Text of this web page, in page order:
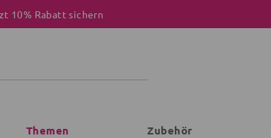
10% Rabatt sichern
Themen Zubehör